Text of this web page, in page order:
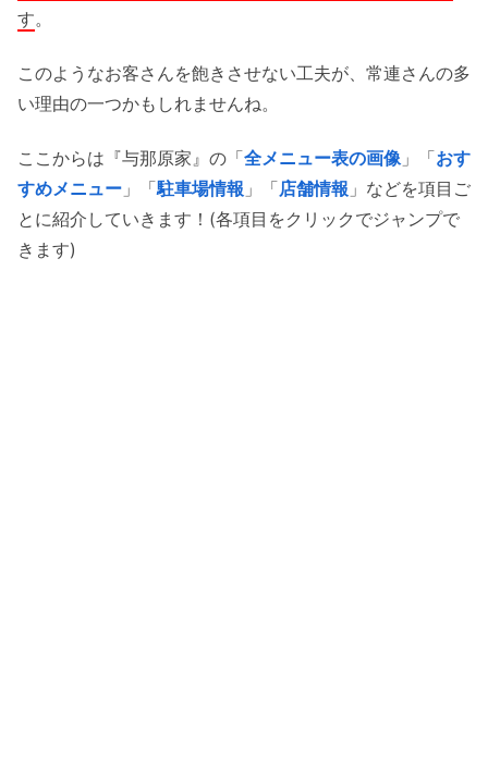
す。
このようなお客さんを飽きさせない工夫が、常連さんの多
い理由の一つかもしれませんね。
ここからは『与那原家』の「全メニュー表の画像」「おす
すめメニュー 」「駐車場情報 」「店舗情報 」などを項目ご
とに紹介していきます！(各項目をクリックでジャンプで
きます)